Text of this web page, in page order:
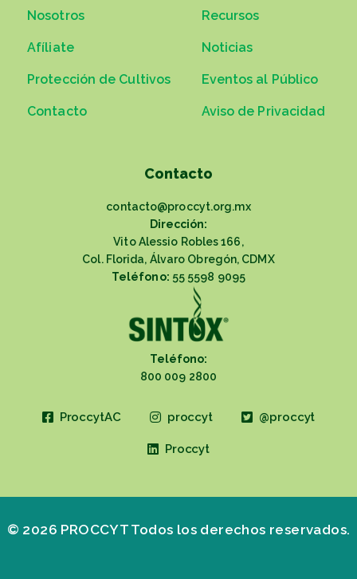
Nosotros
Afíliate
Protección de Cultivos
Contacto
Recursos
Noticias
Eventos al Público
Aviso de Privacidad
Contacto
contacto@proccyt.org.mx
Dirección:
Vito Alessio Robles 166,
Col. Florida, Álvaro Obregón, CDMX
Teléfono: 55 5598 9095
Teléfono:
800 009 2800
ProccytAC proccyt @proccyt
Proccyt
© 2026 PROCCYT Todos los derechos reservados.